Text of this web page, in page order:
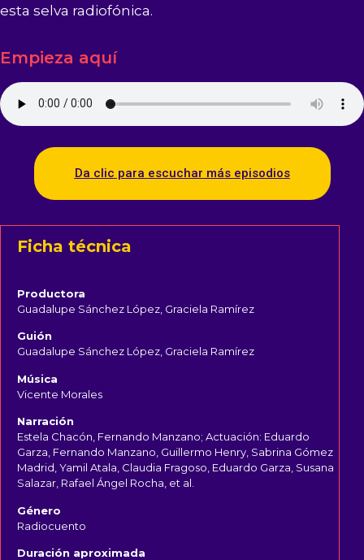
esta selva radiofónica.
Empieza aquí
Da clic para escuchar más episodios
Ficha técnica
Productora
Guadalupe Sánchez López, Graciela Ramírez
Guión
Guadalupe Sánchez López, Graciela Ramírez
Música
Vicente Morales
Narración
Estela Chacón, Fernando Manzano; Actuación: Eduardo
Garza, Fernando Manzano, Guillermo Henry, Sabrina Gómez
Madrid, Yamil Atala, Claudia Fragoso, Eduardo Garza, Susana
Salazar, Rafael Ángel Rocha, et al.
Género
Radiocuento
Duración aproximada